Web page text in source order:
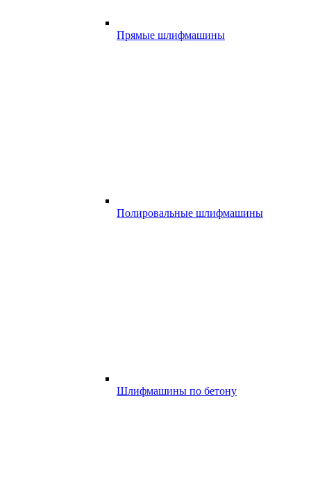
Прямые шлифмашины
Полировальные шлифмашины
Шлифмашины по бетону